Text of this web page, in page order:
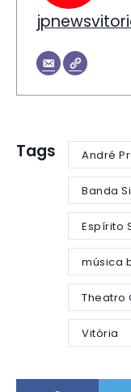
Tags André
Banda
Espírito
música
Theatro
Vitória